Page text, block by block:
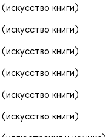
книги)
книги)
книги)
книги)
книги)
книги)